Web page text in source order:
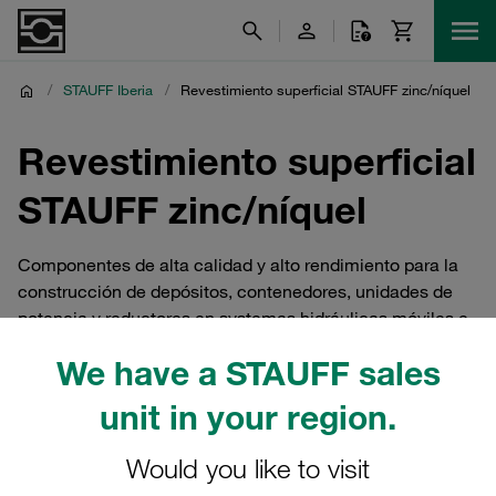
We have a STAUFF sales
unit in your region.
Would you like to visit
/ STAUFF Iberia / Revestimiento superficial STAUFF zinc/níquel
Revestimiento superficial
STAUFF zinc/níquel
Componentes de alta calidad y alto rendimiento para la
construcción de depósitos, contenedores, unidades de
potencia y reductores en systemas hidráulicas móviles e